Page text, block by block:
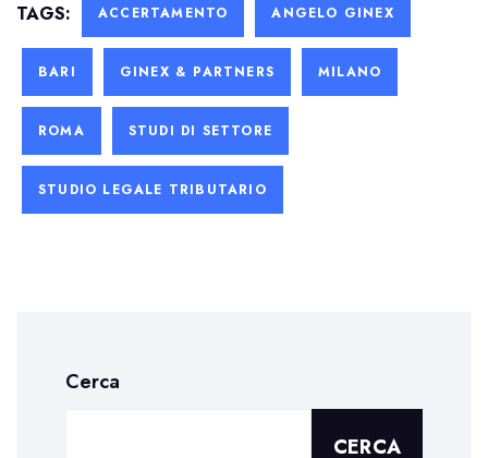
TAGS: ACCERTAMENTO ANGELO GINEX
BARI GINEX & PARTNERS MILANO
ROMA STUDI DI SETTORE
STUDIO LEGALE TRIBUTARIO
Cerca
CERCA